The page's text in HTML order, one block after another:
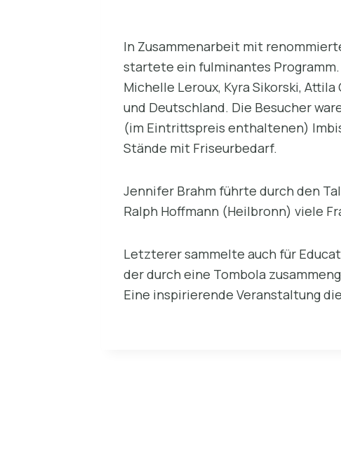
In Zusammenarbeit mit
startete ein fulminantes
Michelle Leroux, Kyra Sikorski,
und Deutschland. Die Besucher
(im Eintrittspreis enthaltenen)
Stände mit Friseurbedarf.
Jennifer Brahm führte durch den
Ralph Hoffmann (Heilbronn) viele
Letzterer sammelte auch für
der durch eine Tombola
Eine inspirierende Veranstaltung